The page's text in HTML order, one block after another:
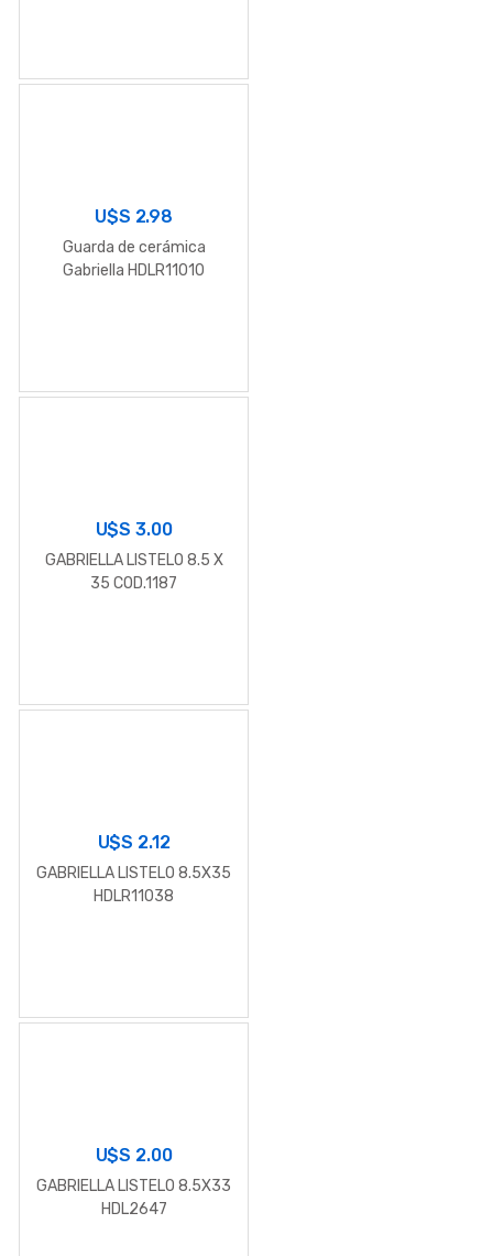
U$S 2.98
Guarda de cerámica
Gabriella HDLR11010
U$S 3.00
GABRIELLA LISTELO 8.5 X
35 COD.1187
U$S 2.12
GABRIELLA LISTELO 8.5X35
HDLR11038
U$S 2.00
GABRIELLA LISTELO 8.5X33
HDL2647